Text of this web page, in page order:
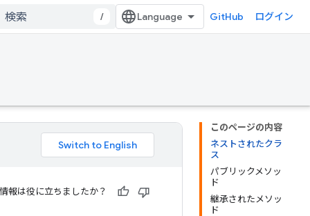
/ GitHub ログイン
このページの内容
ネストされたクラ
ス
パブリックメソッ
ド
継承されたメソッ
ド
報は役に立ちましたか？